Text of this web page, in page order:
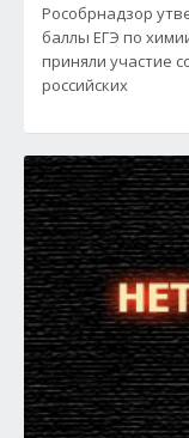
Рособрнадзор
баллы ЕГЭ по
приняли участие
российских